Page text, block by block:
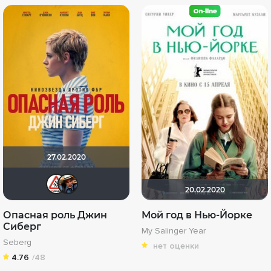
27.02.2020
Dark Long
Опасная роль Джин
Сиберг
Seberg
4.76 /48
20.02.2020
Мой год в Нью-Йорке
My Salinger Year
нет оценки